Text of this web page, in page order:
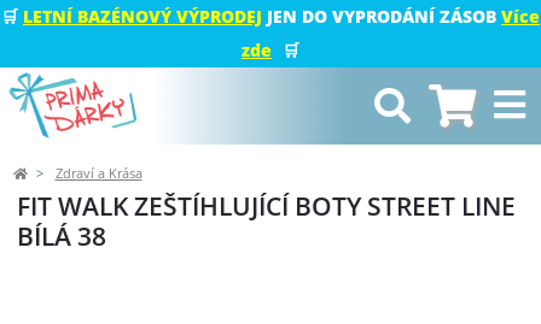
🛒 LETNÍ BAZÉNOVÝ VÝPRODEJ JEN DO VYPRODÁNÍ ZÁSOB Více
zde
🛒
Zdraví a Krása
FIT WALK ZEŠTÍHLUJÍCÍ BOTY STREET LINE
BÍLÁ 38